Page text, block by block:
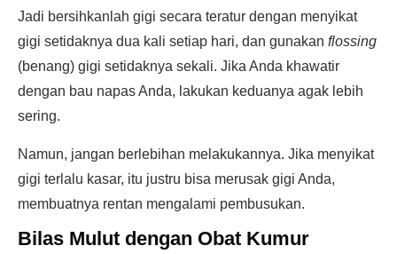
Jadi bersihkanlah gigi secara teratur dengan menyikat
gigi setidaknya dua kali setiap hari, dan gunakan flossing
(benang) gigi setidaknya sekali. Jika Anda khawatir
dengan bau napas Anda, lakukan keduanya agak lebih
sering.
Namun, jangan berlebihan melakukannya. Jika menyikat
gigi terlalu kasar, itu justru bisa merusak gigi Anda,
membuatnya rentan mengalami pembusukan.
Bilas Mulut dengan Obat Kumur